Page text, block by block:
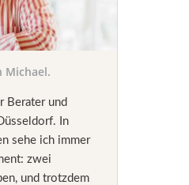
Michael.
Berater und
In
sehe ich immer
zwei
und trotzdem